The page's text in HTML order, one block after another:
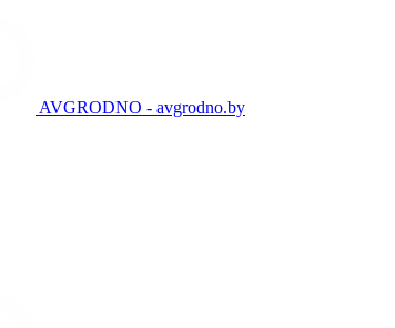
AVGRODNO - avgrodno.by